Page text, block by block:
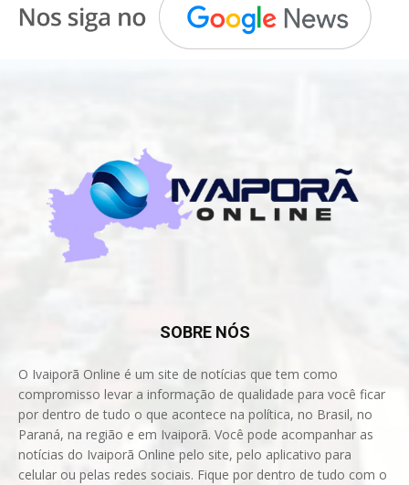
SOBRE NÓS
O Ivaiporã Online é um site de notícias que tem como
compromisso levar a informação de qualidade para você ficar
por dentro de tudo o que acontece na política, no Brasil, no
Paraná, na região e em Ivaiporã. Você pode acompanhar as
notícias do Ivaiporã Online pelo site, pelo aplicativo para
celular ou pelas redes sociais. Fique por dentro de tudo com o